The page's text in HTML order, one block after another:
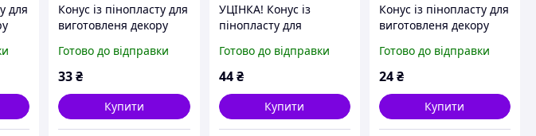
для
Конус із пінопласту для
виготовленя декору
Готово до відправки
33₴
Купити
УЦІНКА! Конус із
пінопласту для
Bambi 220117-UC
25х10х10 см
Готово до відправки
44 ₴
Купити
Конус із пінопласту для
виготовленя декору
Готово до відправки
24₴
Купити